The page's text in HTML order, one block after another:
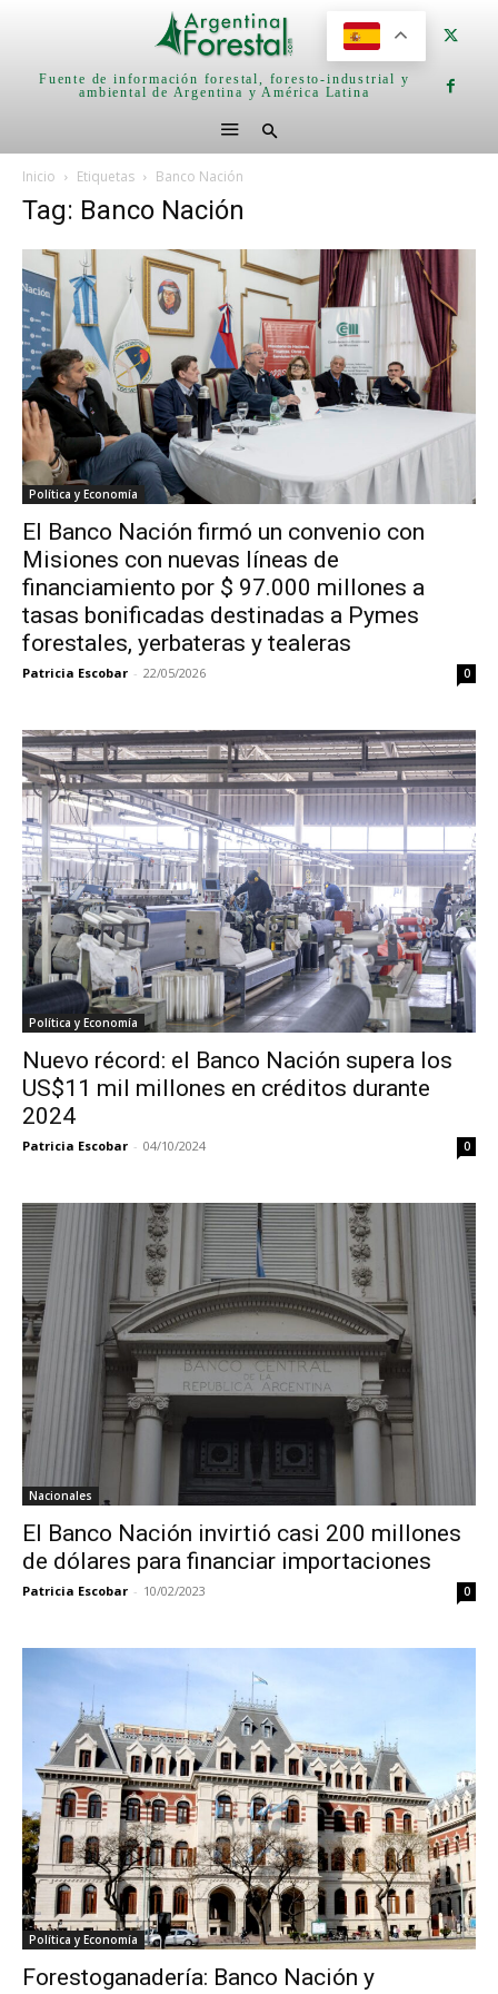
Fuente de información forestal, foresto-industrial y
ambiental de Argentina y América Latina
Inicio Etiquetas Banco Nación
Tag: Banco Nación
Política y Economía
El Banco Nación firmó un convenio con
Misiones con nuevas líneas de
financiamiento por $ 97.000 millones a
tasas bonificadas destinadas a Pymes
forestales, yerbateras y tealeras
Patricia Escobar - 22/05/2026 0
Política y Economía
Nuevo récord: el Banco Nación supera los
US$11 mil millones en créditos durante
2024
Patricia Escobar - 04/10/2024 0
Nacionales
El Banco Nación invirtió casi 200 millones
de dólares para financiar importaciones
Patricia Escobar - 10/02/2023 0
Política y Economía
Forestoganadería: Banco Nación y